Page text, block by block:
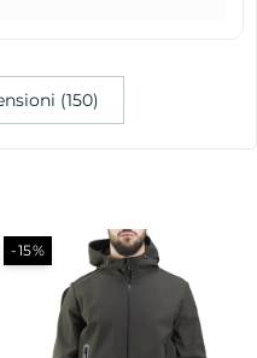
(150)
-15%